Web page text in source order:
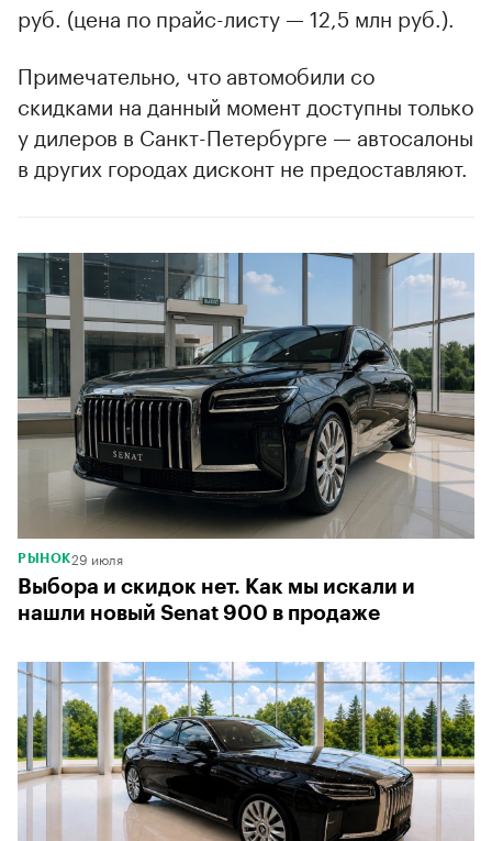
руб. (цена по прайс-листу — 12,5 млн руб.).
Примечательно, что автомобили со
скидками на данный момент доступны только
у дилеров в Санкт-Петербурге — автосалоны
в других городах дисконт не предоставляют.
РЫНОК29 июля
Выбора и скидок нет. Как мы искали и
нашли новый Senat 900 в продаже